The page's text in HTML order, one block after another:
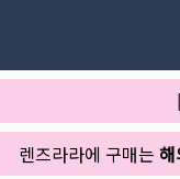
렌즈라라에 구매는